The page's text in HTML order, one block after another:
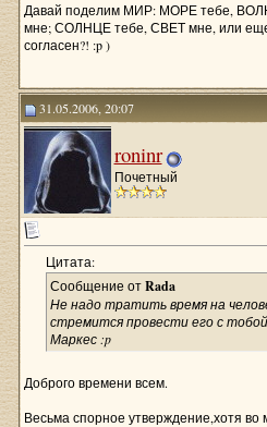
Давай поделим МИР: МОРЕ тебе,
мне; СОЛНЦЕ тебе, СВЕТ мне, или
согласен?! :p )
31.05.2006, 20:07
roninr
Почетный
Цитата:
Сообщение отRada
Не надо тратить время на
стремится провести его с
Маркес :p
Доброго времени всем.
Весьма спорное утверждение,хотя во